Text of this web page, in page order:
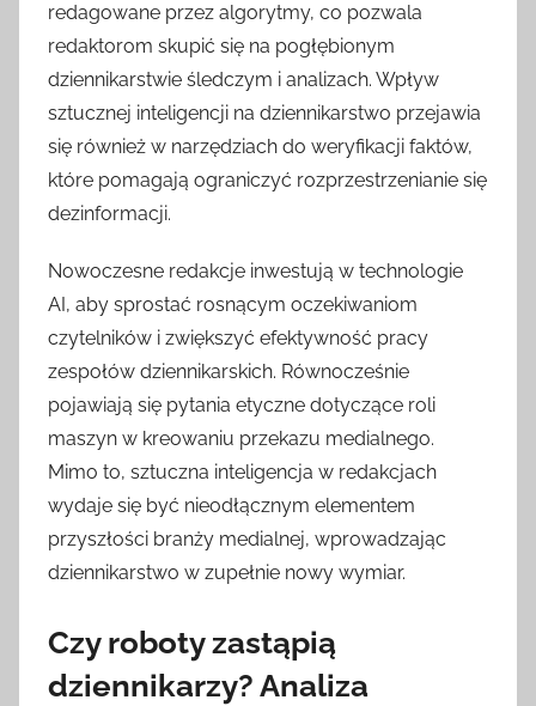
redagowane przez algorytmy, co pozwala
redaktorom skupić się na pogłębionym
dziennikarstwie śledczym i analizach. Wpływ
sztucznej inteligencji na dziennikarstwo przejawia
się również w narzędziach do weryfikacji faktów,
które pomagają ograniczyć rozprzestrzenianie się
dezinformacji.
Nowoczesne redakcje inwestują w technologie
AI, aby sprostać rosnącym oczekiwaniom
czytelników i zwiększyć efektywność pracy
zespołów dziennikarskich. Równocześnie
pojawiają się pytania etyczne dotyczące roli
maszyn w kreowaniu przekazu medialnego.
Mimo to, sztuczna inteligencja w redakcjach
wydaje się być nieodłącznym elementem
przyszłości branży medialnej, wprowadzając
dziennikarstwo w zupełnie nowy wymiar.
Czy roboty zastąpią
dziennikarzy? Analiza